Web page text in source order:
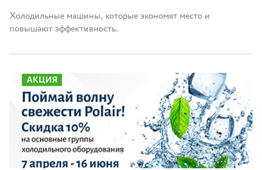
Холодильные машины, которые экономят место и
повышают эффективность.